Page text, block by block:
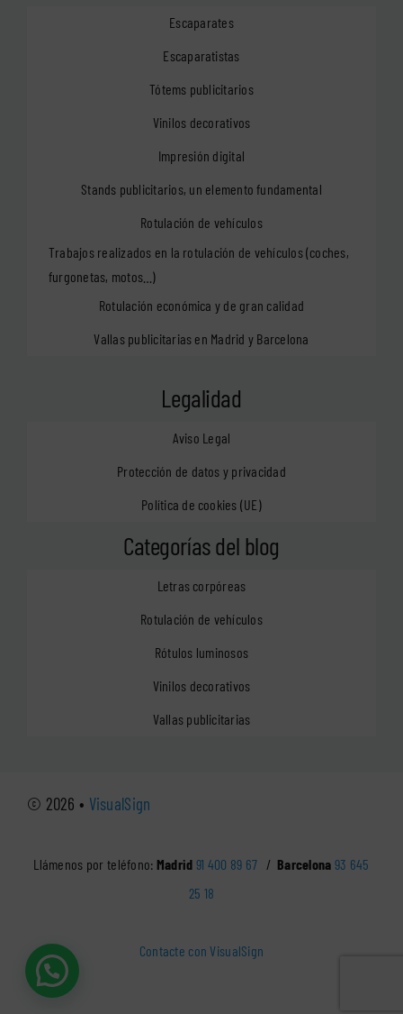
Escaparates
Escaparatistas
Tótems publicitarios
Vinilos decorativos
Impresión digital
Stands publicitarios, un elemento fundamental
Rotulación de vehículos
Trabajos realizados en la rotulación de vehículos (coches,
furgonetas, motos…)
Rotulación económica y de gran calidad
Vallas publicitarias en Madrid y Barcelona
Legalidad
Aviso Legal
Protección de datos y privacidad
Política de cookies (UE)
Categorías del blog
Letras corpóreas
Rotulación de vehículos
Rótulos luminosos
Vinilos decorativos
Vallas publicitarias
© 2026 • VisualSign
Llámenos por teléfono: Madrid 91 400 89 67 / Barcelona 93 645
25 18
Contacte con VisualSign